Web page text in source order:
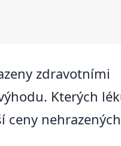
zdravotními
Kterých
ceny nehrazených